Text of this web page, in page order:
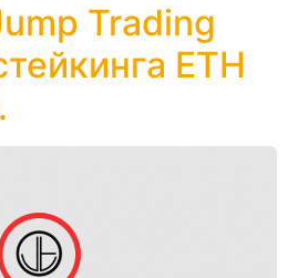
Trading
ETH